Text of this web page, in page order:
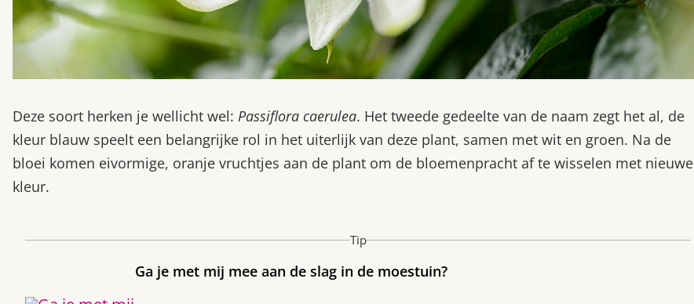
Deze soort herken je wellicht wel: Passiflora caerulea. Het tweede gedeelte van de naam zegt het al, de
kleur blauw speelt een belangrijke rol in het uiterlijk van deze plant, samen met wit en groen. Na de
bloei komen eivormige, oranje vruchtjes aan de plant om de bloemenpracht af te wisselen met nieuwe
kleur.
Tip
Ga je met mij mee aan de slag in de moestuin?